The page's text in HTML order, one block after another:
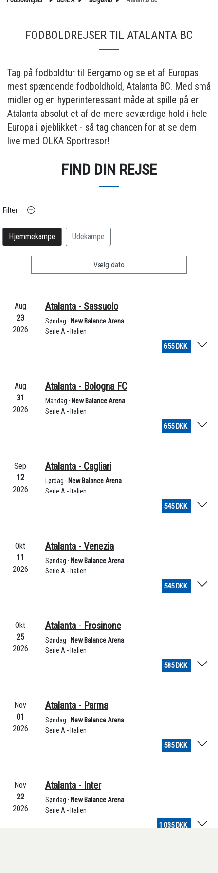
FODBOLDREJSER TIL ATALANTA BC
Tag på fodboldtur til Bergamo og se et af Europas
mest spændende fodboldhold, Atalanta BC. Med små
midler og en hyperinteressant måde at spille på er
Atalanta absolut et af de mere seværdige hold i hele
Europa i øjeblikket - så tag chancen for at se dem
live med OLKA Sportresor!